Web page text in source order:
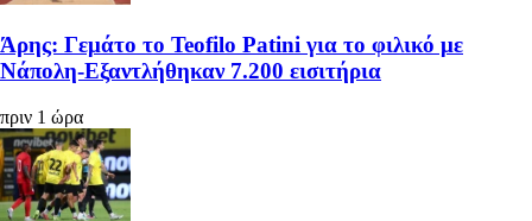
Άρης: Γεμάτο το Teofilo Patini για το φιλικό με
Νάπολη-Εξαντλήθηκαν 7.200 εισιτήρια
πριν 1 ώρα